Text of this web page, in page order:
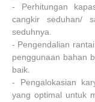
-
Perhitungan
cangkir seduhan/
seduhnya.
- Pengendalian
penggunaan bahan
baik.
-
Pengalokasian
yang optimal untuk